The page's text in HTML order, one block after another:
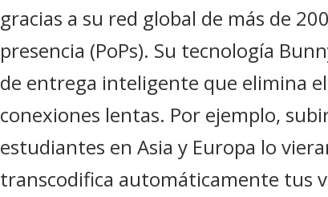
gracias a su red global de más de
presencia (PoPs). Su tecnología
de entrega inteligente que elimina
conexiones lentas. Por ejemplo,
estudiantes en Asia y Europa lo
transcodifica automáticamente tus